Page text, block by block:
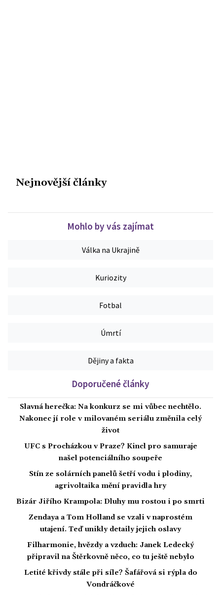
Nejnovější články
Mohlo by vás zajímat
Válka na Ukrajině
Kuriozity
Fotbal
Úmrtí
Dějiny a fakta
Doporučené články
Slavná herečka: Na konkurz se mi vůbec nechtělo.
Nakonec jí role v milovaném seriálu změnila celý
život
UFC s Procházkou v Praze? Kincl pro samuraje
našel potenciálního soupeře
Stín ze solárních panelů šetří vodu i plodiny,
agrivoltaika mění pravidla hry
Bizár Jiřího Krampola: Dluhy mu rostou i po smrti
Zendaya a Tom Holland se vzali v naprostém
utajení. Teď unikly detaily jejich oslavy
Filharmonie, hvězdy a vzduch: Janek Ledecký
připravil na Štěrkovně něco, co tu ještě nebylo
Letité křivdy stále při síle? Šafářová si rýpla do
Vondráčkové